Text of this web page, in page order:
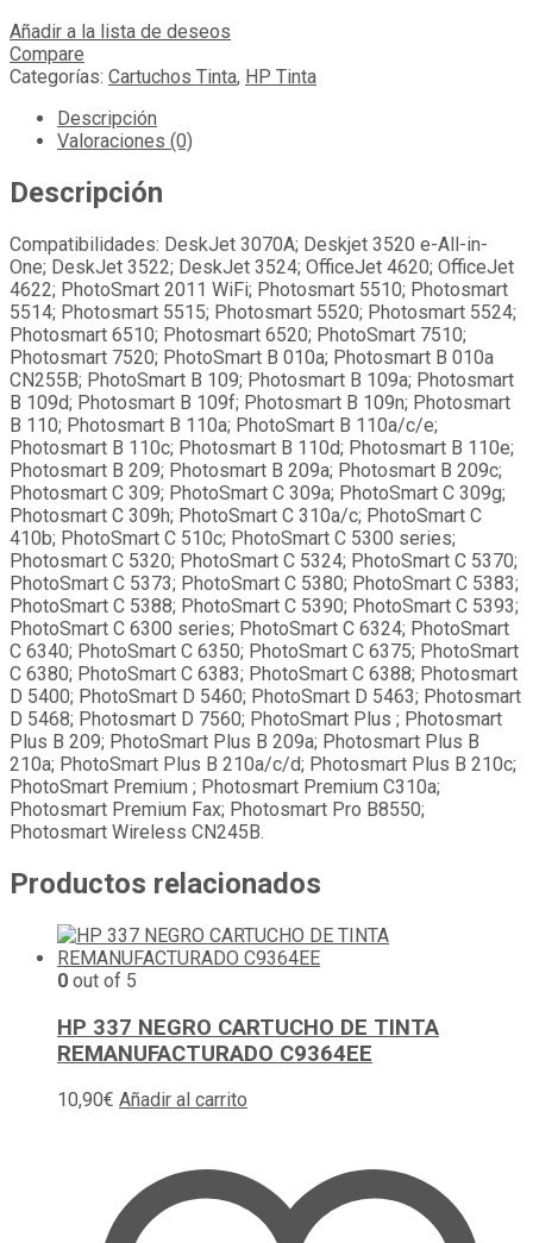
Añadir a la lista de deseos
Compare
Categorías: Cartuchos Tinta, HP Tinta
Descripción
Valoraciones (0)
Descripción
Compatibilidades: DeskJet 3070A; Deskjet 3520 e-All-in-
One; DeskJet 3522; DeskJet 3524; OfficeJet 4620; OfficeJet
4622; PhotoSmart 2011 WiFi; Photosmart 5510; Photosmart
5514; Photosmart 5515; Photosmart 5520; Photosmart 5524;
Photosmart 6510; Photosmart 6520; PhotoSmart 7510;
Photosmart 7520; PhotoSmart B 010a; Photosmart B 010a
CN255B; PhotoSmart B 109; Photosmart B 109a; Photosmart
B 109d; Photosmart B 109f; Photosmart B 109n; Photosmart
B 110; Photosmart B 110a; PhotoSmart B 110a/c/e;
Photosmart B 110c; Photosmart B 110d; Photosmart B 110e;
Photosmart B 209; Photosmart B 209a; Photosmart B 209c;
Photosmart C 309; PhotoSmart C 309a; PhotoSmart C 309g;
Photosmart C 309h; PhotoSmart C 310a/c; PhotoSmart C
410b; PhotoSmart C 510c; PhotoSmart C 5300 series;
Photosmart C 5320; PhotoSmart C 5324; PhotoSmart C 5370;
PhotoSmart C 5373; PhotoSmart C 5380; PhotoSmart C 5383;
PhotoSmart C 5388; PhotoSmart C 5390; PhotoSmart C 5393;
PhotoSmart C 6300 series; PhotoSmart C 6324; PhotoSmart
C 6340; PhotoSmart C 6350; PhotoSmart C 6375; PhotoSmart
C 6380; PhotoSmart C 6383; PhotoSmart C 6388; Photosmart
D 5400; PhotoSmart D 5460; PhotoSmart D 5463; Photosmart
D 5468; Photosmart D 7560; PhotoSmart Plus ; Photosmart
Plus B 209; PhotoSmart Plus B 209a; Photosmart Plus B
210a; PhotoSmart Plus B 210a/c/d; Photosmart Plus B 210c;
PhotoSmart Premium ; Photosmart Premium C310a;
Photosmart Premium Fax; Photosmart Pro B8550;
Photosmart Wireless CN245B.
Productos relacionados
0 out of 5
HP 337 NEGRO CARTUCHO DE TINTA
REMANUFACTURADO C9364EE
10,90€ Añadir al carrito